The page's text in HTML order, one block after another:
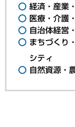
経済・産業
医療・介護
自治体経営
まちづくり
シティ
自然資源・